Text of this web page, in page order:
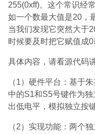
255(0xff)。这个常识经
如一个数最大值是20，
当我们发现它突然大于
时候要及时把它赋值成0
具体内容，请看源代码讲
（1）硬件平台：基于
中的S1和S5号键作为
出低电平，模拟独立按
（2）实现功能：两个